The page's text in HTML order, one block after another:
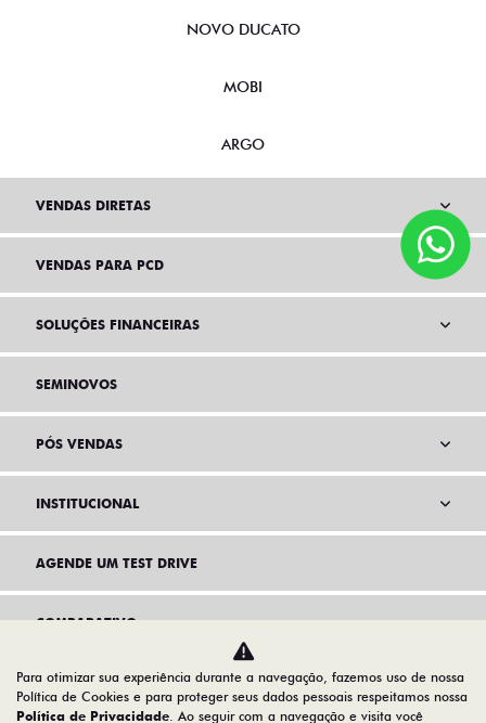
NOVO DUCATO
MOBI
ARGO
VENDAS DIRETAS
VENDAS PARA PCD
SOLUÇÕES FINANCEIRAS
SEMINOVOS
PÓS VENDAS
INSTITUCIONAL
AGENDE UM TEST DRIVE
COMPARATIVO
Para otimizar sua experiência durante a navegação, fazemos uso de nossa
Política de Cookies e para proteger seus dados pessoais respeitamos nossa
Política de Privacidade. Ao seguir com a navegação e visita você